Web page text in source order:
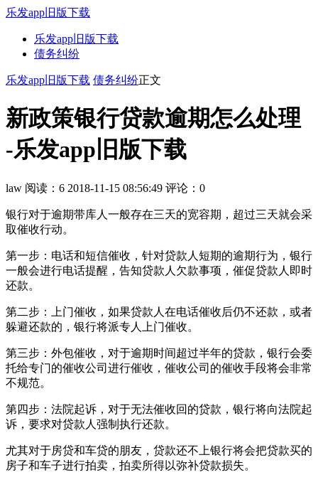
乐发app旧版下载
乐发app旧版下载
债务纠纷
乐发app旧版下载 债务纠纷正文
新政策银行贷款逾期怎么处理
-乐发app旧版下载
law 阅读：6 2018-11-15 08:56:49 评论：0
银行对于逾期带库人一般存在三天的宽容期，超过三天就会采
取催收行动。
第一步：电话和短信催收，针对贷款人短期的逾期行为，银行
一般会进行电话提醒，告知贷款人欠款事项，催促贷款人即时
还款。
第二步：上门催收，如果贷款人在电话催收后仍不还款，或者
躲避还款的，银行将派专人上门催收。
第三步：外包催收，对于逾期时间超过半年的贷款，银行会委
托给专门的催收公司进行催收，催收公司的催收手段将会非常
不规范。
第四步：法院起诉，对于无法催收回的贷款，银行将向法院起
诉，要求对贷款人强制执行还款。
尤其对于房贷和车贷的朋友，贷款还不上银行将会把贷款买的
房子和车子进行拍卖，拍卖所得以弥补贷款损失。